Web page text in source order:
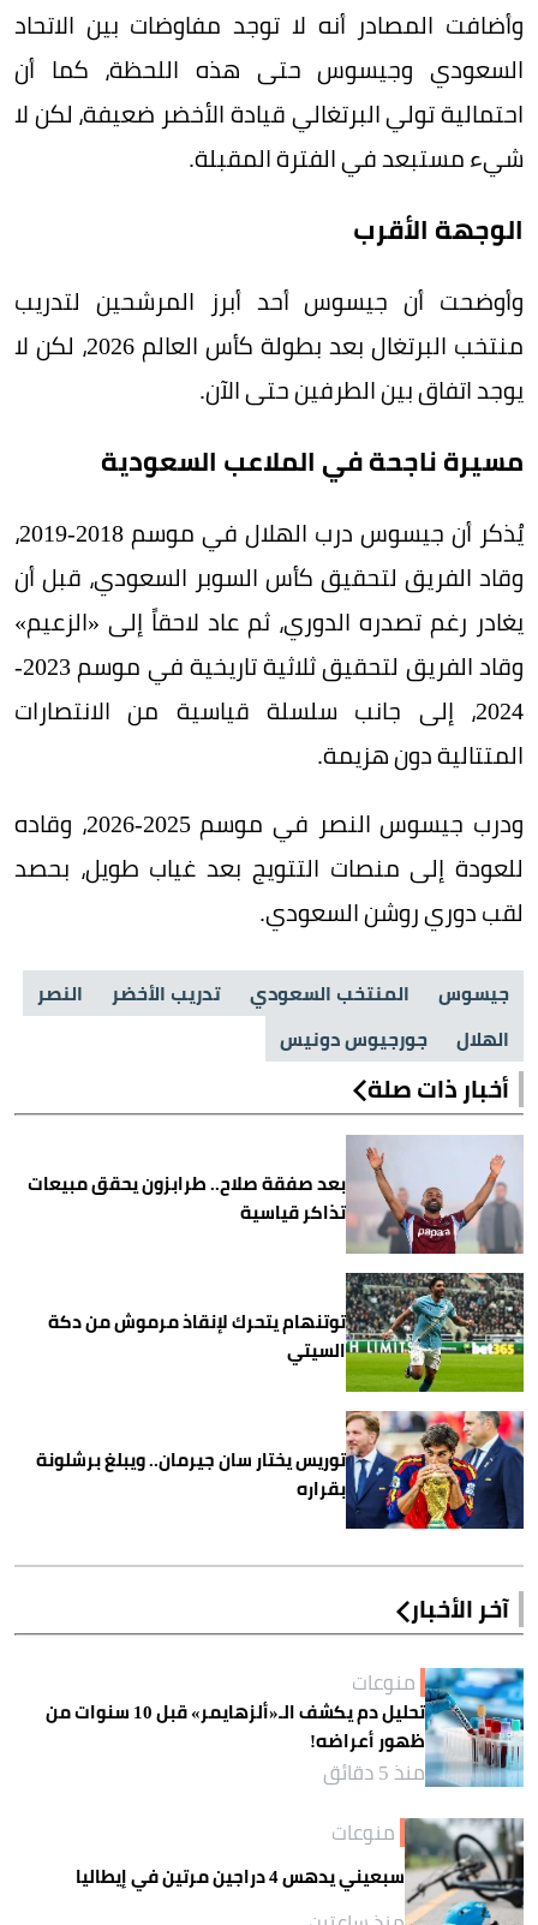
وأضافت المصادر أنه لا توجد مفاوضات بين الاتحاد
السعودي وجيسوس حتى هذه اللحظة، كما أن
احتمالية تولي البرتغالي قيادة الأخضر ضعيفة، لكن لا
شيء مستبعد في الفترة المقبلة.
الوجهة الأقرب
وأوضحت أن جيسوس أحد أبرز المرشحين لتدريب
منتخب البرتغال بعد بطولة كأس العالم 2026، لكن لا
يوجد اتفاق بين الطرفين حتى الآن.
مسيرة ناجحة في الملاعب السعودية
يُذكر أن جيسوس درب الهلال في موسم 2018-2019،
وقاد الفريق لتحقيق كأس السوبر السعودي، قبل أن
يغادر رغم تصدره الدوري، ثم عاد لاحقاً إلى «الزعيم»
وقاد الفريق لتحقيق ثلاثية تاريخية في موسم 2023-
2024، إلى جانب سلسلة قياسية من الانتصارات
المتتالية دون هزيمة.
ودرب جيسوس النصر في موسم 2025-2026، وقاده
للعودة إلى منصات التتويج بعد غياب طويل، بحصد
لقب دوري روشن السعودي.
جيسوس المنتخب السعودي تدريب الأخضر
النصر
الهلال
جورجيوس دونيس
أخبار ذات صلة
بعد صفقة صلاح.. طرابزون يحقق مبيعات
تذاكر قياسية
توتنهام يتحرك لإنقاذ مرموش من دكة
السيتي
توريس يختار سان جيرمان.. ويبلغ برشلونة
بقراره
آخر الأخبار
منوعات
تحليل دم يكشف الـ«ألزهايمر» قبل 10 سنوات من
ظهور أعراضه!
منذ 5 دقائق
منوعات
سبعيني يدهس 4 دراجين مرتين في إيطاليا